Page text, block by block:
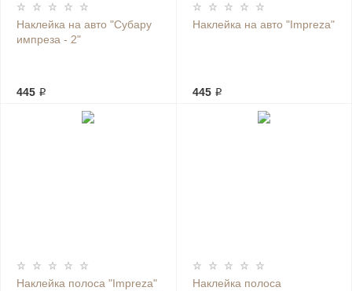
Наклейка на авто "Субару
импреза - 2"
445 ₽
Наклейка на авто "Impreza"
445 ₽
Наклейка полоса "Impreza"
Наклейка полоса